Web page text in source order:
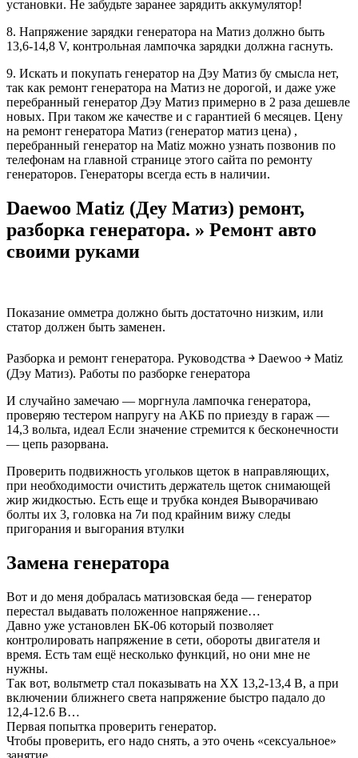
установки. Не забудьте заранее зарядить аккумулятор!
8. Напряжение зарядки генератора на Матиз должно быть
13,6-14,8 V, контрольная лампочка зарядки должна гаснуть.
9. Искать и покупать генератор на Дэу Матиз бу смысла нет,
так как ремонт генератора на Матиз не дорогой, и даже уже
перебранный генератор Дэу Матиз примерно в 2 раза дешевле
новых. При таком же качестве и с гарантией 6 месяцев. Цену
на ремонт генератора Матиз (генератор матиз цена) ,
перебранный генератор на Matiz можно узнать позвонив по
телефонам на главной странице этого сайта по ремонту
генераторов. Генераторы всегда есть в наличии.
Daewoo Matiz (Деу Матиз) ремонт,
разборка генератора. » Ремонт авто
своими руками
Показание омметра должно быть достаточно низким, или
статор должен быть заменен.
Разборка и ремонт генератора. Руководства ￫ Daewoo ￫ Matiz
(Дэу Матиз). Работы по разборке генератора
И случайно замечаю — моргнула лампочка генератора,
проверяю тестером напругу на АКБ по приезду в гараж —
14,3 вольта, идеал Если значение стремится к бесконечности
— цепь разорвана.
Проверить подвижность угольков щеток в направляющих,
при необходимости очистить держатель щеток снимающей
жир жидкостью. Есть еще и трубка кондея Выворачиваю
болты их 3, головка на 7и под крайним вижу следы
пригорания и выгорания втулки
Замена генератора
Вот и до меня добралась матизовская беда — генератор
перестал выдавать положенное напряжение…
Давно уже установлен БК-06 который позволяет
контролировать напряжение в сети, обороты двигателя и
время. Есть там ещё несколько функций, но они мне не
нужны.
Так вот, вольтметр стал показывать на ХХ 13,2-13,4 В, а при
включении ближнего света напряжение быстро падало до
12,4-12.6 В…
Первая попытка проверить генератор.
Чтобы проверить, его надо снять, а это очень «сексуальное»
занятие…